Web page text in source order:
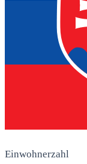
Einwohnerzahl